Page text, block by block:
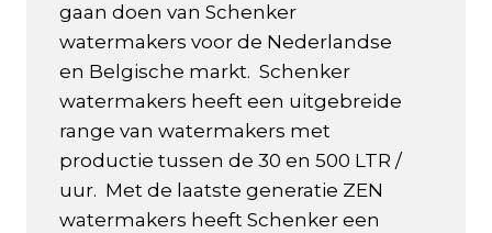
gaan doen van Schenker
watermakers voor de Nederlandse
en Belgische markt. Schenker
watermakers heeft een uitgebreide
range van watermakers met
productie tussen de 30 en 500 LTR /
uur. Met de laatste generatie ZEN
watermakers heeft Schenker een